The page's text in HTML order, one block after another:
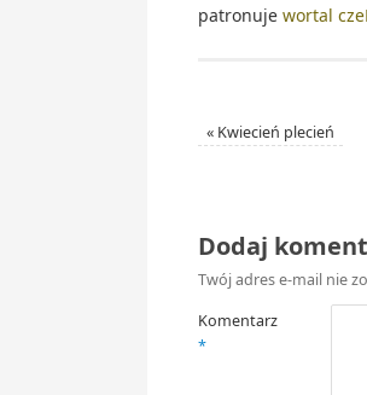
patronuje wortal
« Kwiecień plecień
Dodaj
Twój adres e-mail nie
Komentarz
*